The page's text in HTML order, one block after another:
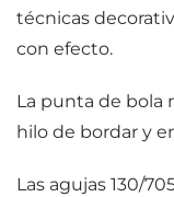
técnicas
con efecto.
La punta de bola
hilo de bordar y
Las agujas 130/